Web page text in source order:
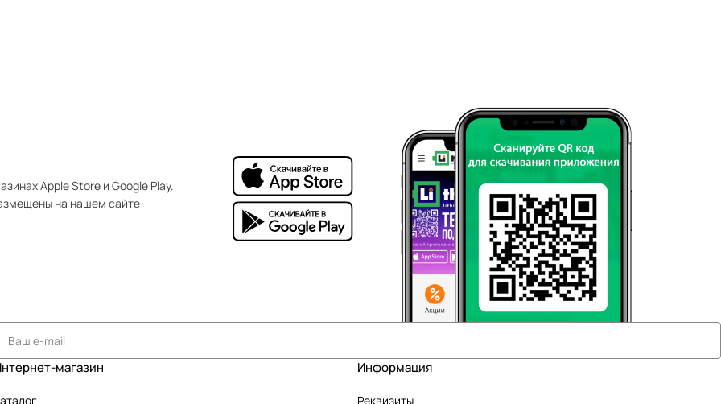
Apple Store и Google Play.
на нашем сайте
магазин Информация
Реквизиты